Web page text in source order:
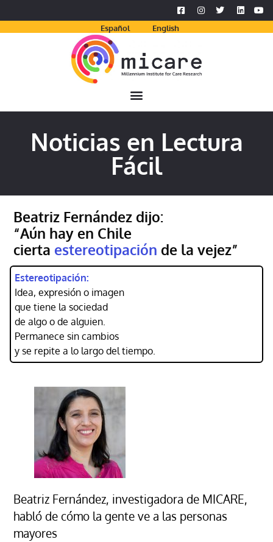
Español English
Noticias en Lectura
Fácil
Beatriz Fernández dijo:
“Aún hay en Chile
cierta estereotipación de la vejez”
Estereotipación:
Idea, expresión o imagen
que tiene la sociedad
de algo o de alguien.
Permanece sin cambios
y se repite a lo largo del tiempo.
Beatriz Fernández, investigadora de MICARE,
habló de cómo la gente ve a las personas
mayores